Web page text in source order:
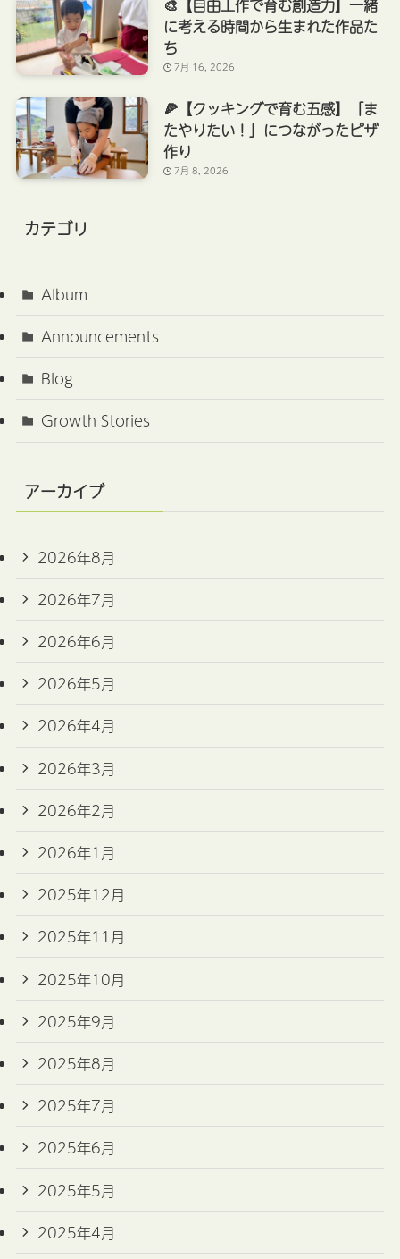
に考える時間から生まれた作品た
ち
7月 16, 2026
🍕【クッキングで育む五感】「ま
たやりたい！」につながったピザ
作り
7月 8, 2026
カテゴリ
Album
Announcements
Blog
Growth Stories
アーカイブ
2026年8月
2026年7月
2026年6月
2026年5月
2026年4月
2026年3月
2026年2月
2026年1月
2025年12月
2025年11月
2025年10月
2025年9月
2025年8月
2025年7月
2025年6月
2025年5月
2025年4月